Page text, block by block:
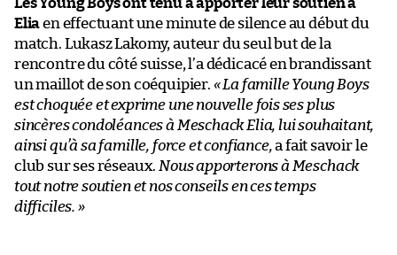
Les Young Boys ont tenu à apporter leur soutien à
Eliaen effectuant une minute de silence au début du
match. Lukasz Lakomy, auteur du seul but de la
rencontre du côté suisse, l’a dédicacé en brandissant
un maillot de son coéquipier. « La famille Young Boys
est choquée et exprime une nouvelle fois ses plus
sincères condoléances à Meschack Elia, lui souhaitant,
ainsi qu’à sa famille, force et confiance,a fait savoir le
club sur ses réseaux. Nous apporterons à Meschack
tout notre soutien et nos conseils en ces temps
difficiles. »